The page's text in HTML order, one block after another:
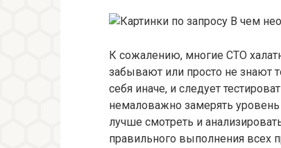
К сожалению, многие СТО
забывают или просто не знают
себя иначе, и следует
немаловажно замерять
лучше смотреть и
правильного выполнения всех